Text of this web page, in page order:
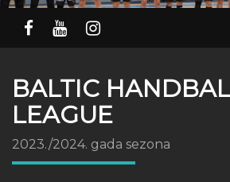
BALTIC
LEAGUE
2023./2024. gada sezona